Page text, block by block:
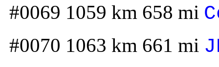
#0069 1059 km 658 mi
#0070 1063 km 661 mi